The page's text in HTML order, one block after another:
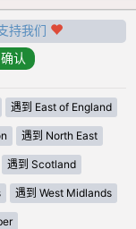
持我们
遇到 East of England
遇到 North East
遇到 Scotland
遇到 West Midlands